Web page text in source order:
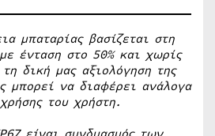
μπαταρίας βασίζεται στη
ένταση στο 50% και χωρίς
δική μας αξιολόγηση της
μπορεί να διαφέρει ανάλογα
του χρήστη.